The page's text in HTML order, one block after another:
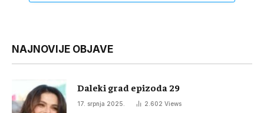
NAJNOVIJE OBJAVE
Daleki grad epizoda 29
17. srpnja 2025. 2.602 Views